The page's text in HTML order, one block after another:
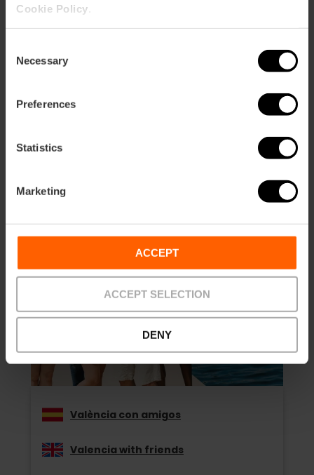
Cookie Policy
Selection
Necessary
Preferences
Statistics
Marketing
ACCEPT
ACCEPT SELECTION
DENY
València con amigos
Valencia with friends